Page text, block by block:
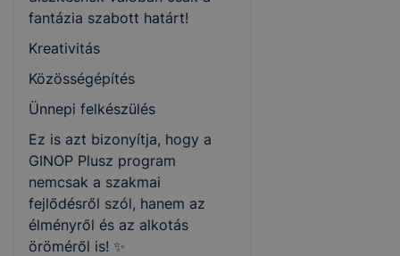
fantázia szabott határt!
Kreativitás
Közösségépítés
Ünnepi felkészülés
Ez is azt bizonyítja, hogy a
GINOP Plusz program
nemcsak a szakmai
fejlődésről szól, hanem az
élményről és az alkotás
öröméről is! ✨